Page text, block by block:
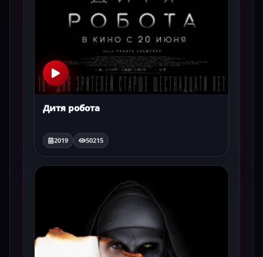
Дитя робота
2019 50215